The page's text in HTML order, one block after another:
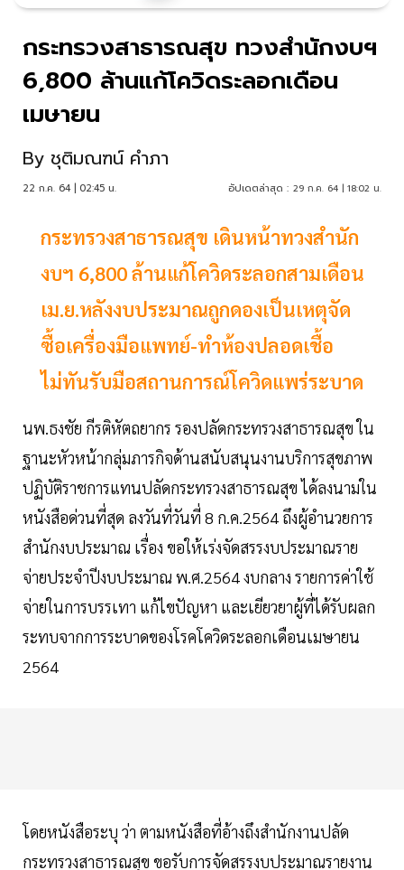
กระทรวงสาธารณสุข ทวงสำนักงบฯ
6,800 ล้านแก้โควิดระลอกเดือน
เมษายน
By ชุติมณฑน์ คำภา
22 ก.ค. 64 | 02:45 น. อัปเดตล่าสุด : 29 ก.ค. 64 | 18:02 น.
กระทรวงสาธารณสุข เดินหน้าทวงสำนัก
งบฯ 6,800 ล้านแก้โควิดระลอกสามเดือน
เม.ย.หลังงบประมาณถูกดองเป็นเหตุจัด
ซื้อเครื่องมือแพทย์-ทำห้องปลอดเชื้อ
ไม่ทันรับมือสถานการณ์โควิดแพร่ระบาด
นพ.ธงชัย กีรติหัตถยากร รองปลัดกระทรวงสาธารณสุข ใน
ฐานะหัวหน้ากลุ่มภารกิจด้านสนับสนุนงานบริการสุขภาพ
ปฏิบัติราชการแทนปลัดกระทรวงสาธารณสุข ได้ลงนามใน
หนังสือด่วนที่สุด ลงวันที่วันที่ 8 ก.ค.2564 ถึงผู้อำนวยการ
สำนักงบประมาณ เรื่อง ขอให้เร่งจัดสรรงบประมาณราย
จ่ายประจำปีงบประมาณ พ.ศ.2564 งบกลาง รายการค่าใช้
จ่ายในการบรรเทา แก้ไขปัญหา และเยียวยาผู้ที่ได้รับผลก
ระทบจากการระบาดของโรคโควิดระลอกเดือนเมษายน
2564
โดยหนังสือระบุ ว่า ตามหนังสือที่อ้างถึงสำนักงานปลัด
กระทรวงสาธารณสุข ขอรับการจัดสรรงบประมาณรายงาน